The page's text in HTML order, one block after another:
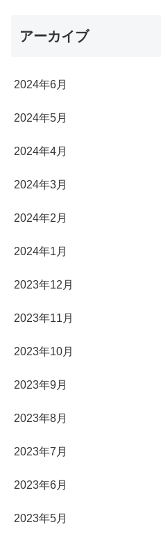
アーカイブ
2024年6月
2024年5月
2024年4月
2024年3月
2024年2月
2024年1月
2023年12月
2023年11月
2023年10月
2023年9月
2023年8月
2023年7月
2023年6月
2023年5月